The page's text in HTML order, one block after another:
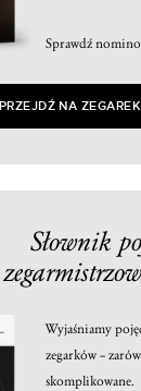
Sprawdź
PRZEJDŹ NA
Słownik
Wyjaśniamy
zegarków –
skomplikowane.